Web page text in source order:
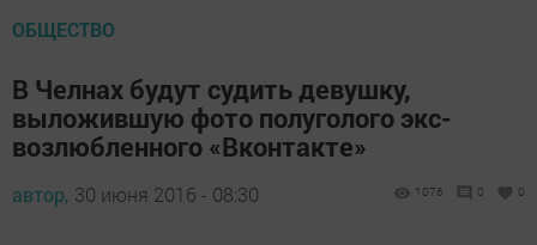
ОБЩЕСТВО
В Челнах будут судить девушку,
выложившую фото полуголого экс-
возлюбленного «Вконтакте»
автор, 30 июня 2016 - 08:30 1076 0 0